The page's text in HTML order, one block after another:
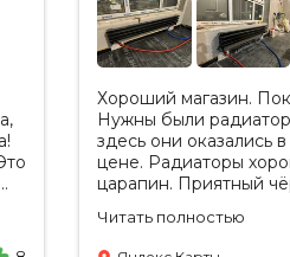
Хороший магазин.
Нужны были
здесь они оказались
цене. Радиаторы
царапин. Приятный
разъяснения. Так же
доставка в срок,
Читать полностью